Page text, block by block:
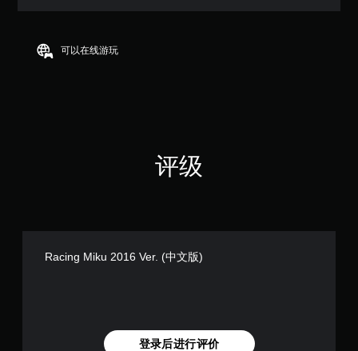
颗
可以在线游玩
评级
Racing Miku 2016 Ver. (中文版)
登录后进行评价